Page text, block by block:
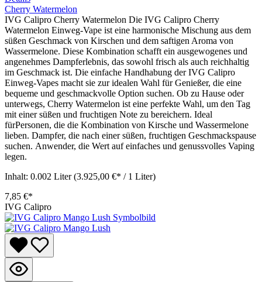
Cherry Watermelon
IVG Calipro Cherry Watermelon Die IVG Calipro Cherry
Watermelon Einweg-Vape ist eine harmonische Mischung aus dem
süßen Geschmack von Kirschen und dem saftigen Aroma von
Wassermelone. Diese Kombination schafft ein ausgewogenes und
angenehmes Dampferlebnis, das sowohl frisch als auch reichhaltig
im Geschmack ist. Die einfache Handhabung der IVG Calipro
Einweg-Vapes macht sie zur idealen Wahl für Genießer, die eine
bequeme und geschmackvolle Option suchen. Ob zu Hause oder
unterwegs, Cherry Watermelon ist eine perfekte Wahl, um den Tag
mit einer süßen und fruchtigen Note zu bereichern. Ideal
fürPersonen, die die Kombination von Kirsche und Wassermelone
lieben. Dampfer, die nach einer süßen, fruchtigen Geschmackspause
suchen. Anwender, die Wert auf einfaches und genussvolles Vaping
legen.
Inhalt: 0.002 Liter(3.925,00 €* / 1 Liter)
7,85 €*
IVG Calipro